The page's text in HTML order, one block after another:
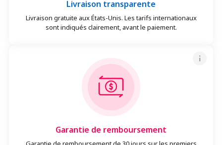
Livraison transparente
Livraison gratuite aux États-Unis. Les tarifs internationaux
sont indiqués clairement, avant le paiement.
Garantie de remboursement